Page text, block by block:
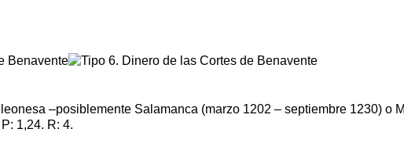
–posiblemente Salamanca (marzo 1202 – septiembre 1230) o
1,24. R: 4.